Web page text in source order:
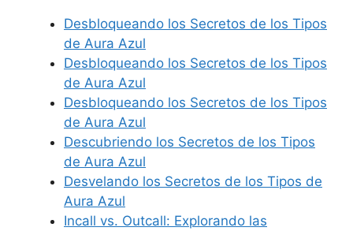
Desbloqueando los Secretos de los Tipos
de Aura Azul
Desbloqueando los Secretos de los Tipos
de Aura Azul
Desbloqueando los Secretos de los Tipos
de Aura Azul
Descubriendo los Secretos de los Tipos
de Aura Azul
Desvelando los Secretos de los Tipos de
Aura Azul
Incall vs. Outcall: Explorando las